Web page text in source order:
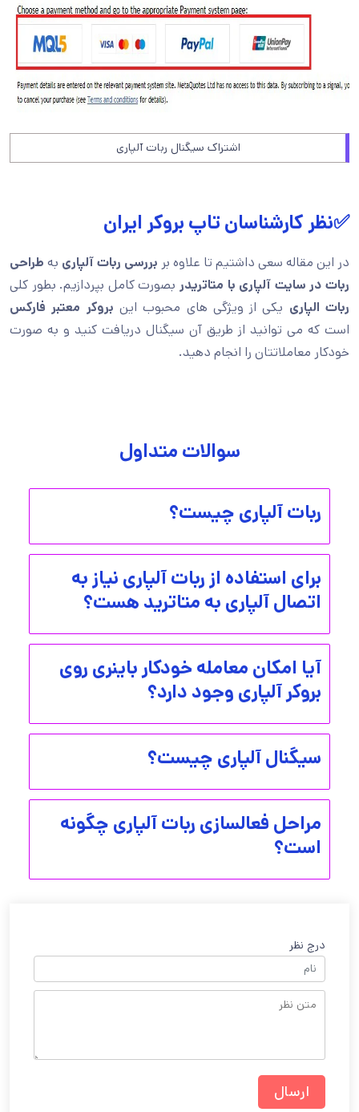
اشتراک سیگنال ربات آلپاری
✅نظر کارشناسان تاپ بروکر ایران
در این مقاله سعی داشتیم تا علاوه بر بررسی ربات آلپاری به طراحی
ربات در سایت آلپاری با متاتریدر بصورت کامل بپردازیم. بطور کلی
ربات الپاری یکی از ویژگی های محبوب این بروکر معتبر فارکس
است که می توانید از طریق آن سیگنال دریافت کنید و به صورت
خودکار معاملاتتان را انجام دهید.
سوالات متداول
ربات آلپاری چیست؟
برای استفاده از ربات آلپاری نیاز به
اتصال آلپاری به متاترید هست؟
آیا امکان معامله خودکار باینری روی
بروکر آلپاری وجود دارد؟
سیگنال آلپاری چیست؟
مراحل فعالسازی ربات آلپاری چگونه
است؟
درج نظر